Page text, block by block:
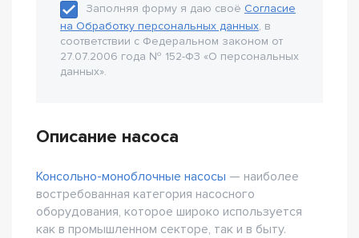
Заполняя форму я даю своё Согласие
на Обработку персональных данных, в
соответствии с Федеральном законом от
27.07.2006 года № 152-Ф3 «О персональных
данных».
Описание насоса
Консольно-моноблочные насосы — наиболее
востребованная категория насосного
оборудования, которое широко используется
как в промышленном секторе, так и в быту.